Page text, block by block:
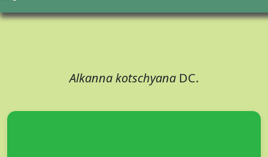
Alkanna kotschyana DC.